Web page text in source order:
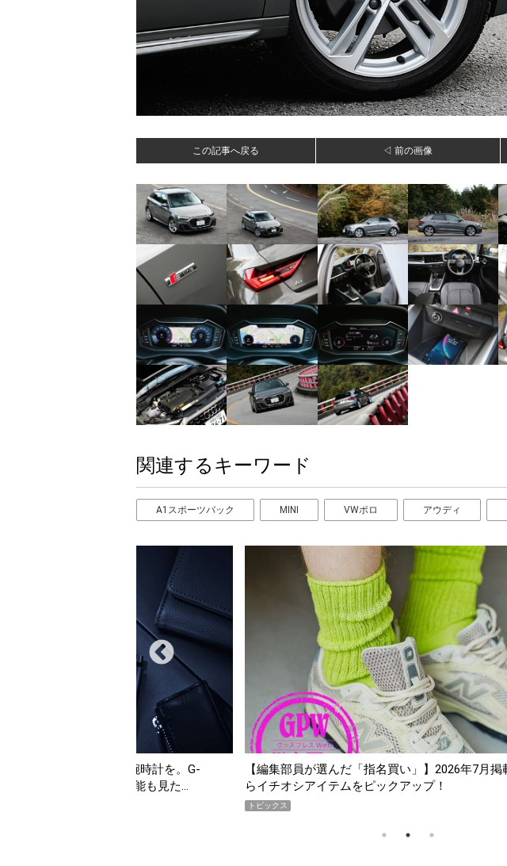
この記事へ戻る ◁ 前の画像
関連するキーワード
A1スポーツバック MINI VWポロ アウディ
だ「指名買い」】2026年7月掲載記事か
「買って損なし」の極上スマホ5選【GoodsPress
期AWARD】
トピックス